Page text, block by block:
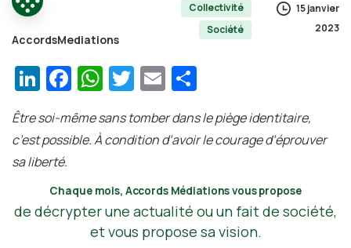
AccordsMediations
Collectivité
Société
15 janvier
2023
LinkedIn
Facebook
WhatsApp
Twitter
Email
Être soi-même sans tomber dans le piège identitaire,
c’est possible. À condition d’avoir le courage d’éprouver
sa liberté.
Chaque mois, Accords Médiations vous propose
de décrypter une actualité ou un fait de société,
et vous propose sa vision.